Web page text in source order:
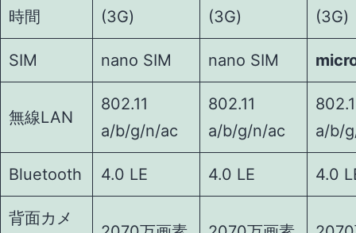
時間
(3G)
(3G)
(3G)
SIM nano SIM nano SIM
無線LAN
802.11
a/b/g/n/ac
802.11
a/b/g/n/ac
a/b/
Bluetooth 4.0 LE 4.0 LE 4.0
背面カメ